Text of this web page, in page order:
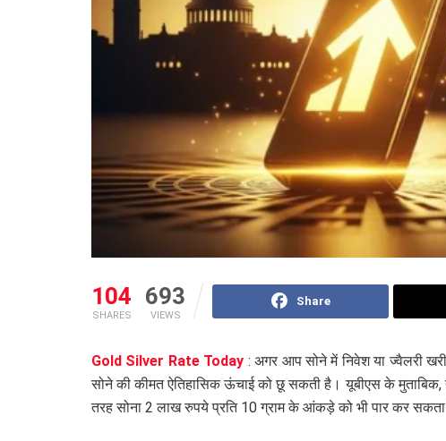
104
SHARES
693
VIEWS
Share
Gold Silver Rate Today : अगर आप सोने में निवेश या ज्वैलरी
सोने की कीमत ऐतिहासिक ऊंचाई को छू सकती है। यूबीएस के
तरह सोना 2 लाख रुपये प्रति 10 ग्राम के आंकड़े को भी पार कर